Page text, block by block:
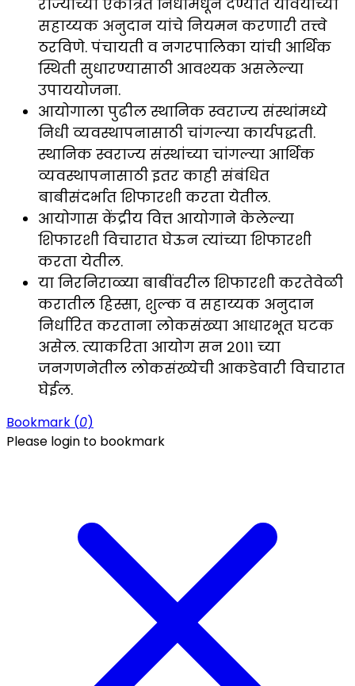
राज्याच्या एकत्रित निधीमधून देण्यात यावयाच्या
सहाय्यक अनुदान यांचे नियमन करणारी तत्त्वे
ठरविणे. पंचायती व नगरपालिका यांची आर्थिक
स्थिती सुधारण्यासाठी आवश्यक असलेल्या
उपाययोजना.
आयोगाला पुढील स्थानिक स्वराज्य संस्थांमध्ये
निधी व्यवस्थापनासाठी चांगल्या कार्यपद्धती.
स्थानिक स्वराज्य संस्थांच्या चांगल्या आर्थिक
व्यवस्थापनासाठी इतर काही संबंधित
बाबीसंदर्भात शिफारशी करता येतील.
आयोगास केंद्रीय वित्त आयोगाने केलेल्या
शिफारशी विचारात घेऊन त्यांच्या शिफारशी
करता येतील.
या निरनिराळ्या बाबींवरील शिफारशी करतेवेळी
करातील हिस्सा, शुल्क व सहाय्यक अनुदान
निर्धारित करताना लोकसंख्या आधारभूत घटक
असेल. त्याकरिता आयोग सन २०११ च्या
जनगणनेतील लोकसंख्येची आकडेवारी विचारात
घेईल.
Bookmark (0)
Please login to bookmark